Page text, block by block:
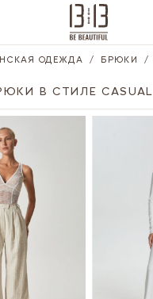
ОДЕЖДА / БРЮКИ /
В СТИЛЕ CASUAL